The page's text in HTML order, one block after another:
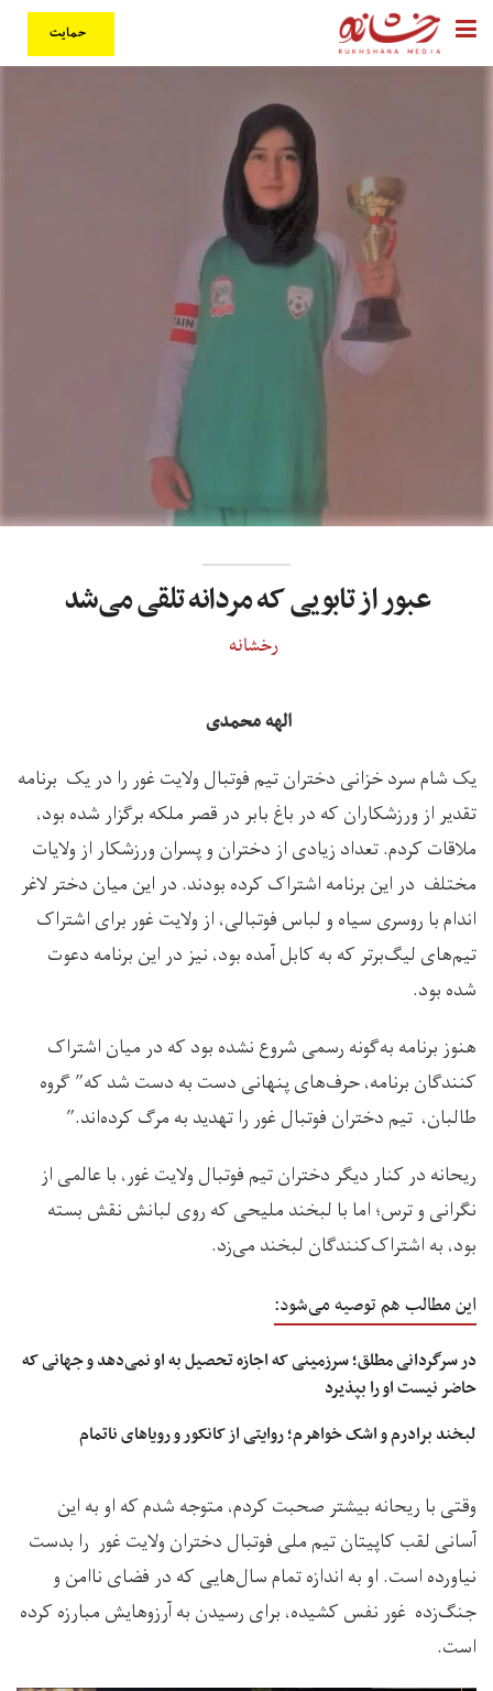
حمایت
عبور از تابویی که مردانه تلقی می‌شد
رخشانه
الهه محمدی
یک شام سرد خزانی دختران تیم فوتبال ولایت غور را در یک برنامه
تقدیر از ورزشکاران که در باغ بابر در قصر ملکه برگزار شده بود،
ملاقات کردم. تعداد زیادی از دختران و پسران ورزشکار از ولایات
مختلف در این برنامه اشتراک کرده بودند. در این میان دختر لاغر
اندام با روسری سیاه و لباس فوتبالی، از ولایت غور برای اشتراک
تیم‌های لیگ‌برتر که به کابل آمده بود، نیز در این برنامه دعوت
شده بود.
هنوز برنامه به‌گونه رسمی شروع نشده بود که در میان اشتراک
کنندگان برنامه، حرف‌های پنهانی دست به دست شد که” گروه
طالبان، تیم دختران فوتبال غور را تهدید به مرگ کرده‌اند.”
ریحانه در کنار دیگر دختران تیم فوتبال ولایت غور، با عالمی از
نگرانی و ترس؛ اما با لبخند ملیحی که روی لبانش نقش بسته
بود، به اشتراک‌کنندگان لبخند می‌زد.
این مطالب هم توصیه می‌شود:
در سرگردانی مطلق؛ سرزمینی که اجازه تحصیل به او نمی‌دهد و جهانی که
حاضر نیست او را بپذیرد
لبخند برادرم و اشک خواهرم؛ روایتی از کانکور و رویاهای ناتمام
وقتی با ریحانه بیشتر صحبت کردم، متوجه شدم که او به این
آسانی لقب کاپیتان تیم ملی فوتبال دختران ولایت غور را بدست
نیاورده است. او به اندازه تمام سال‌هایی که در فضای ناامن و
جنگ‌زده غور نفس کشیده، برای رسیدن به آرزوهایش مبارزه کرده
است.